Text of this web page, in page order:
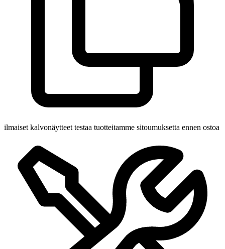
ilmaiset kalvonäytteet testaa tuotteitamme sitoumuksetta ennen ostoa